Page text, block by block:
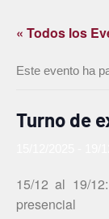
« Todos los
Este evento ha
Turno de
15/12 al 19/
presencial